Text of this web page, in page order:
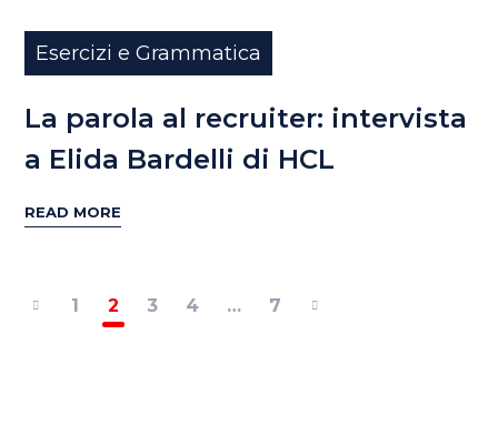
Esercizi e Grammatica
La parola al recruiter: intervista
a Elida Bardelli di HCL
READ MORE
1 2 3 4 … 7